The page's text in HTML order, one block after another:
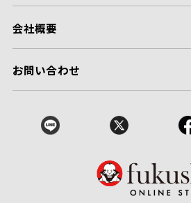
会社概要
お問い合わせ